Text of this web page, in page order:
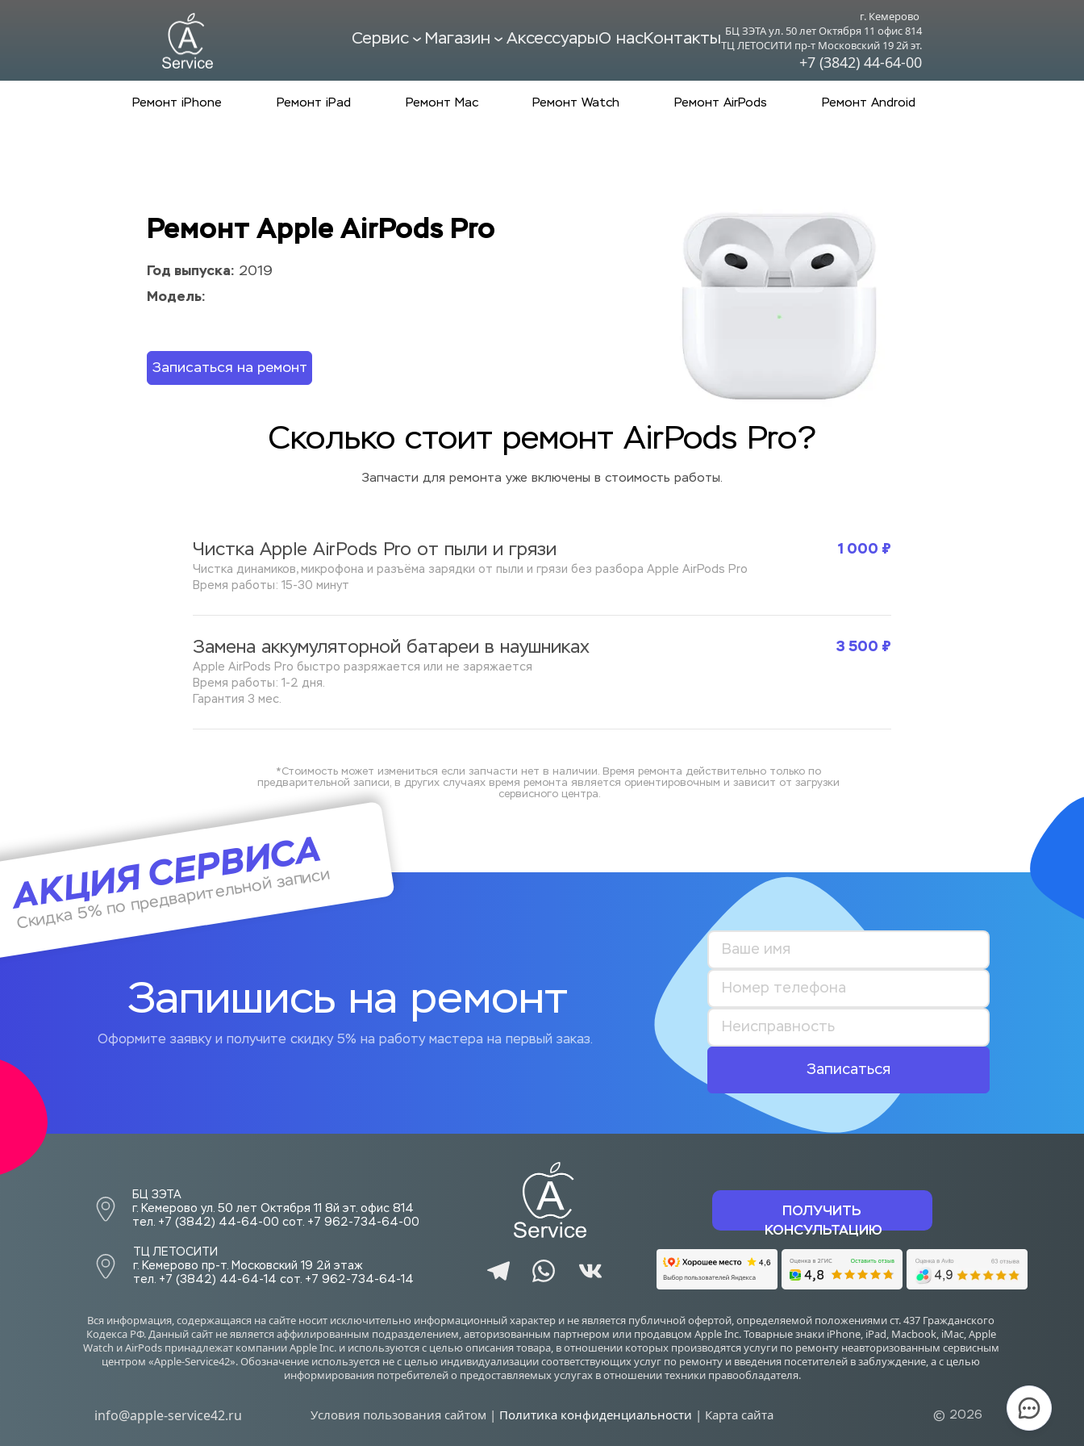
Сервис Магазин АксессуарыО насКонтакты
г. Кемерово
БЦ ЗЭТА ул. 50 лет Октября 11 офис 814
ТЦ ЛЕТОСИТИ пр-т Московский 19 2й эт.
+7 (3842) 44-64-00
Ремонт iPhone Ремонт iPad Ремонт Mac Ремонт Watch Ремонт AirPods Ремонт Android
Ремонт Apple AirPods Pro
Год выпуска: 2019
Модель:
Записаться на ремонт
Сколько стоит ремонт AirPods Pro?
Запчасти для ремонта уже включены в стоимость работы.
Чистка Apple AirPods Pro от пыли и грязи
Чистка динамиков, микрофона и разъёма зарядки от пыли и грязи без разбора Apple AirPods Pro
Время работы: 15-30 минут
1 000 ₽
Замена аккумуляторной батареи в наушниках
Apple AirPods Pro быстро разряжается или не заряжается
Время работы: 1-2 дня.
Гарантия 3 мес.
3 500 ₽
*Стоимость может измениться если запчасти нет в наличии. Время ремонта действительно только по
предварительной записи, в других случаях время ремонта является ориентировочным и зависит от загрузки
сервисного центра.
Оформите заявку и получите скидку 5% на работу мастера на первый заказ.
Запишись на ремонт
АКЦИЯ СЕРВИСА
Скидка 5% по предварительной записи
Записаться
© 2026
БЦ ЗЭТА
г. Кемерово ул. 50 лет Октября 11 8й эт. офис 814
тел. +7 (3842) 44-64-00 сот. +7 962-734-64-00
info@apple-service42.ru
Вся информация, содержащаяся на сайте носит исключительно информационный характер и не является публичной офертой, определяемой положениями ст. 437 Гражданского
Кодекса РФ. Данный сайт не является аффилированным подразделением, авторизованным партнером или продавцом Apple Inc. Товарные знаки iPhone, iPad, Macbook, iMac, Apple
Watch и AirPods принадлежат компании Apple Inc. и используются с целью описания товара, в отношении которых производятся услуги по ремонту неавторизованным сервисным
центром «Apple-Service42». Обозначение используется не с целью индивидуализации соответствующих услуг по ремонту и введения посетителей в заблуждение, а с целью
информирования потребителей о предоставляемых услугах в отношении техники правообладателя.
Условия пользования сайтом | Политика конфиденциальности | Карта сайта
ТЦ ЛЕТОСИТИ
г. Кемерово пр-т. Московский 19 2й этаж
тел. +7 (3842) 44-64-14 сот. +7 962-734-64-14
ПОЛУЧИТЬ
КОНСУЛЬТАЦИЮ